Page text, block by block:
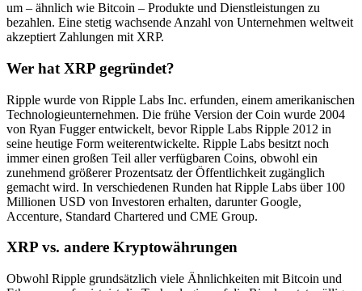
um – ähnlich wie Bitcoin – Produkte und Dienstleistungen zu
bezahlen. Eine stetig wachsende Anzahl von Unternehmen weltweit
akzeptiert Zahlungen mit XRP.
Wer hat XRP gegründet?
Ripple wurde von Ripple Labs Inc. erfunden, einem amerikanischen
Technologieunternehmen. Die frühe Version der Coin wurde 2004
von Ryan Fugger entwickelt, bevor Ripple Labs Ripple 2012 in
seine heutige Form weiterentwickelte. Ripple Labs besitzt noch
immer einen großen Teil aller verfügbaren Coins, obwohl ein
zunehmend größerer Prozentsatz der Öffentlichkeit zugänglich
gemacht wird. In verschiedenen Runden hat Ripple Labs über 100
Millionen USD von Investoren erhalten, darunter Google,
Accenture, Standard Chartered und CME Group.
XRP vs. andere Kryptowährungen
Obwohl Ripple grundsätzlich viele Ähnlichkeiten mit Bitcoin und